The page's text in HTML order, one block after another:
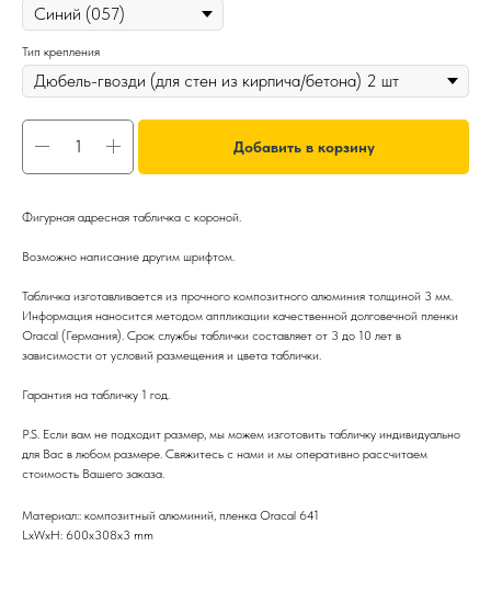
Тип крепления
Добавить в корзину
Фигурная адресная табличка с короной.
Возможно написание другим шрифтом.
Табличка изготавливается из прочного композитного алюминия толщиной 3 мм.
Информация наносится методом аппликации качественной долговечной пленки
Oracal (Германия). Срок службы таблички составляет от 3 до 10 лет в
зависимости от условий размещения и цвета таблички.
Гарантия на табличку 1 год.
P.S. Если вам не подходит размер, мы можем изготовить табличку индивидуально
для Вас в любом размере. Свяжитесь с нами и мы оперативно рассчитаем
стоимость Вашего заказа.
Материал:: композитный алюминий, пленка Oracal 641
LxWxH: 600x308x3 mm